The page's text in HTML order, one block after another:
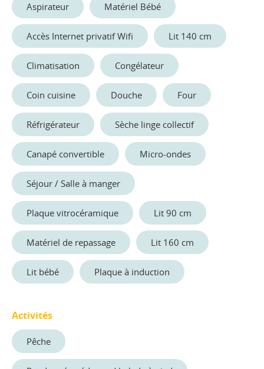
Aspirateur Matériel Bébé
Accès Internet privatif Wifi Lit 140 cm
Climatisation Congélateur
Coin cuisine Douche Four
Réfrigérateur Sèche linge collectif
Canapé convertible Micro-ondes
Séjour / Salle à manger
Plaque vitrocéramique Lit 90 cm
Matériel de repassage Lit 160 cm
Lit bébé Plaque à induction
Activités
Pêche